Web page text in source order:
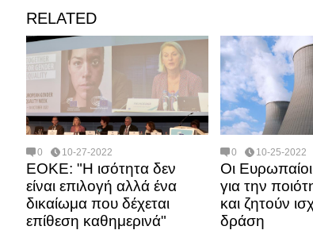
RELATED
0 10-27-2022
ΕΟΚΕ: "Η ισότητα δεν
είναι επιλογή αλλά ένα
δικαίωμα που δέχεται
επίθεση καθημερινά"
0 10-25-2022
Οι
για την
και ζητούν
δράση